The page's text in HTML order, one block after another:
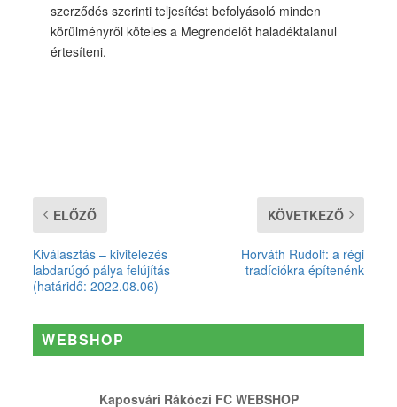
szerződés szerinti teljesítést befolyásoló minden
körülményről köteles a Megrendelőt haladéktalanul
értesíteni.
ELŐZŐ
Kiválasztás – kivitelezés
labdarúgó pálya felújítás
(határidő: 2022.08.06)
KÖVETKEZŐ
Horváth Rudolf: a régi
tradíciókra építenénk
WEBSHOP
Kaposvári Rákóczi FC WEBSHOP